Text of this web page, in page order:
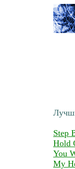
Step
Hold
You
My